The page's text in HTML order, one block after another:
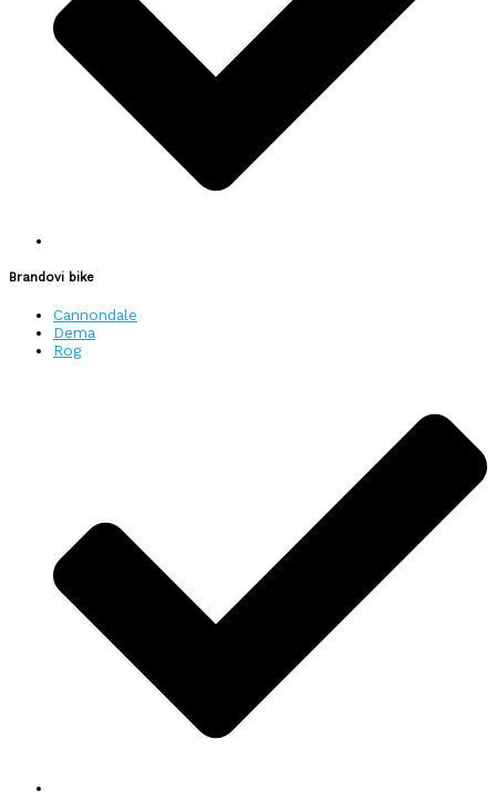
Brandovi bike
Cannondale
Dema
Rog